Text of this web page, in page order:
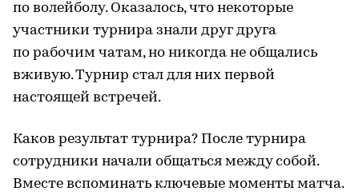
по волейболу. Оказалось, что некоторые
участники турнира знали друг друга
по рабочим чатам, но никогда не общались
вживую. Турнир стал для них первой
настоящей встречей.
Каков результат турнира? После турнира
сотрудники начали общаться между собой.
Вместе вспоминать ключевые моменты матча.